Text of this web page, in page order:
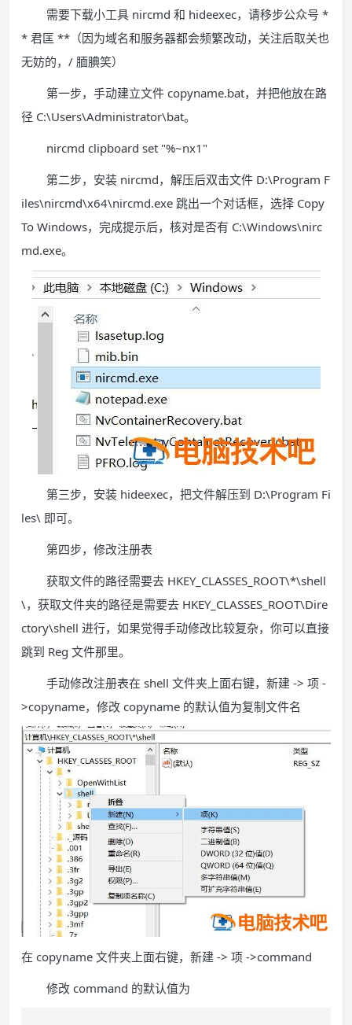
需要下载小工具 nircmd 和 hideexec，请移步公众号 *
* 君匡 **（因为域名和服务器都会频繁改动，关注后取关也
无妨的，/ 腼腆笑）
第一步，手动建立文件 copyname.bat，并把他放在路
径 C:\Users\Administrator\bat。
nircmd clipboard set "%~nx1"
第二步，安装 nircmd，解压后双击文件 D:\Program F
iles\nircmd\x64\nircmd.exe 跳出一个对话框，选择 Copy
To Windows，完成提示后，核对是否有 C:\Windows\nirc
md.exe。
第三步，安装 hideexec，把文件解压到 D:\Program Fi
les\ 即可。
第四步，修改注册表
获取文件的路径需要去 HKEY_CLASSES_ROOT\*\shell
\，获取文件夹的路径是需要去 HKEY_CLASSES_ROOT\Dire
ctory\shell 进行，如果觉得手动修改比较复杂，你可以直接
跳到 Reg 文件那里。
手动修改注册表在 shell 文件夹上面右键，新建 -> 项 -
>copyname，修改 copyname 的默认值为复制文件名
在 copyname 文件夹上面右键，新建 -> 项 ->command
修改 command 的默认值为